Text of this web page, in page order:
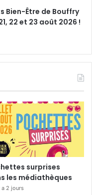
Bien-Être de Bouffry
22 et 23 août 2026 !
surprises
les médiathèques
a 2 jours